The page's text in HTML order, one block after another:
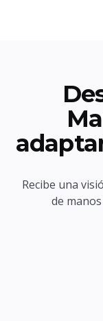
Recibe una
de